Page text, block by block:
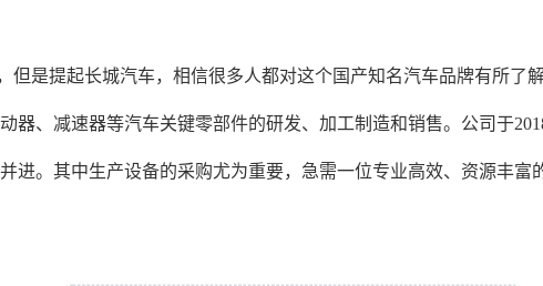
但是提起长城汽车，相信很多人都对这个国产知名汽车品牌有所了
器、减速器等汽车关键零部件的研发、加工制造和销售。公司于
进。其中生产设备的采购尤为重要，急需一位专业高效、资源丰